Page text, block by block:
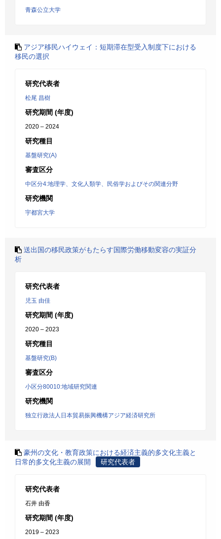
青森公立大学
アジア移民ハイウェイ：短期滞在型受入制度下における
移民の選択
研究代表者
松尾 昌樹
研究期間 (年度)
2020 – 2024
研究種目
基盤研究(A)
審査区分
中区分4:地理学、文化人類学、民俗学およびその関連分野
研究機関
宇都宮大学
送出国の移民政策がもたらす国際労働移動変容の実証分
析
研究代表者
児玉 由佳
研究期間 (年度)
2020 – 2023
研究種目
基盤研究(B)
審査区分
小区分80010:地域研究関連
研究機関
独立行政法人日本貿易振興機構アジア経済研究所
豪州の文化・教育政策における経済主義的多文化主義と
日常的多文化主義の展開
研究代表者
研究代表者
石井 由香
研究期間 (年度)
2019 – 2023